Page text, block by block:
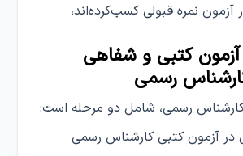
آزمون نمره قبولی کسب‌کرده‌اند،
آزمون کتبی و شفاهی
رسمی
کارشناس رسمی، شامل دو مرحله است:
در آزمون کتبی کارشناس رسمی